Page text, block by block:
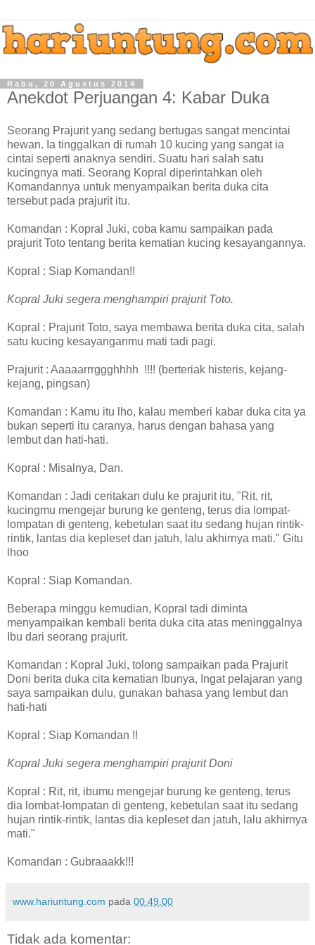
Rabu, 20 Agustus 2014
Anekdot Perjuangan 4: Kabar Duka
Seorang Prajurit yang sedang bertugas sangat mencintai
hewan. Ia tinggalkan di rumah 10 kucing yang sangat ia
cintai seperti anaknya sendiri. Suatu hari salah satu
kucingnya mati. Seorang Kopral diperintahkan oleh
Komandannya untuk menyampaikan berita duka cita
tersebut pada prajurit itu.
Komandan : Kopral Juki, coba kamu sampaikan pada
prajurit Toto tentang berita kematian kucing kesayangannya.
Kopral : Siap Komandan!!
Kopral Juki segera menghampiri prajurit Toto.
Kopral : Prajurit Toto, saya membawa berita duka cita, salah
satu kucing kesayanganmu mati tadi pagi.
Prajurit : Aaaaarrrggghhhh !!!! (berteriak histeris, kejang-
kejang, pingsan)
Komandan : Kamu itu lho, kalau memberi kabar duka cita ya
bukan seperti itu caranya, harus dengan bahasa yang
lembut dan hati-hati.
Kopral : Misalnya, Dan.
Komandan : Jadi ceritakan dulu ke prajurit itu, "Rit, rit,
kucingmu mengejar burung ke genteng, terus dia lompat-
lompatan di genteng, kebetulan saat itu sedang hujan rintik-
rintik, lantas dia kepleset dan jatuh, lalu akhirnya mati." Gitu
lhoo
Kopral : Siap Komandan.
Beberapa minggu kemudian, Kopral tadi diminta
menyampaikan kembali berita duka cita atas meninggalnya
Ibu dari seorang prajurit.
Komandan : Kopral Juki, tolong sampaikan pada Prajurit
Doni berita duka cita kematian Ibunya, Ingat pelajaran yang
saya sampaikan dulu, gunakan bahasa yang lembut dan
hati-hati
Kopral : Siap Komandan !!
Kopral Juki segera menghampiri prajurit Doni
Kopral : Rit, rit, ibumu mengejar burung ke genteng, terus
dia lombat-lompatan di genteng, kebetulan saat itu sedang
hujan rintik-rintik, lantas dia kepleset dan jatuh, lalu akhirnya
mati."
Komandan : Gubraaakk!!!
www.hariuntung.com pada 00.49.00
Tidak ada komentar: